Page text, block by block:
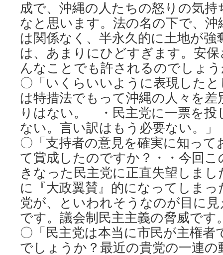
成で、沖縄の人たちの怒りの気
なと思います。法の名の下で、
は関係なく、半永久的に土地が
は、あまりにひどすぎます。安
んなことでも許されるのでしょ
〇「いくらいいように表現した
は特措法でもって沖縄の人々を
りはない。 ・民主党に一票を投
ない。言い訳はもう必要ない。」
〇「支持者の意見を確実に知っ
て賞成したのですか？・・今回
きなった民主党に正直失望しま
に『大政翼賛』的になってしま
党が、といわれそうなのが目に
です。議会制民主主義の脅威です
〇「民主党は本当に市民が主権
でしょうか？最近の貴党の一連